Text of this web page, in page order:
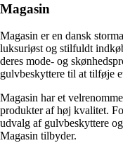
Magasin
Magasin er en dansk
luksuriøst og stilfuldt
deres mode- og
gulvbeskyttere til at tilføje
Magasin har et
produkter af høj kvalitet.
udvalg af gulvbeskyttere
Magasin tilbyder.